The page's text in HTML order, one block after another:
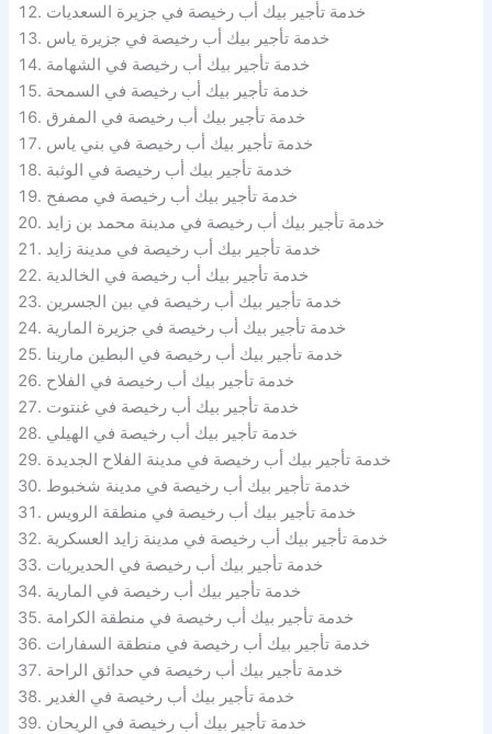
خدمة تأجير بيك أب رخيصة في جزيرة السعديات
خدمة تأجير بيك أب رخيصة في جزيرة ياس
خدمة تأجير بيك أب رخيصة في الشهامة
خدمة تأجير بيك أب رخيصة في السمحة
خدمة تأجير بيك أب رخيصة في المفرق
خدمة تأجير بيك أب رخيصة في بني ياس
خدمة تأجير بيك أب رخيصة في الوثبة
خدمة تأجير بيك أب رخيصة في مصفح
خدمة تأجير بيك أب رخيصة في مدينة محمد بن زايد
خدمة تأجير بيك أب رخيصة في مدينة زايد
خدمة تأجير بيك أب رخيصة في الخالدية
خدمة تأجير بيك أب رخيصة في بين الجسرين
خدمة تأجير بيك أب رخيصة في جزيرة المارية
خدمة تأجير بيك أب رخيصة في البطين مارينا
خدمة تأجير بيك أب رخيصة في الفلاح
خدمة تأجير بيك أب رخيصة في غنتوت
خدمة تأجير بيك أب رخيصة في الهيلي
خدمة تأجير بيك أب رخيصة في مدينة الفلاح الجديدة
خدمة تأجير بيك أب رخيصة في مدينة شخبوط
خدمة تأجير بيك أب رخيصة في منطقة الرويس
خدمة تأجير بيك أب رخيصة في مدينة زايد العسكرية
خدمة تأجير بيك أب رخيصة في الحديريات
خدمة تأجير بيك أب رخيصة في المارية
خدمة تأجير بيك أب رخيصة في منطقة الكرامة
خدمة تأجير بيك أب رخيصة في منطقة السفارات
خدمة تأجير بيك أب رخيصة في حدائق الراحة
خدمة تأجير بيك أب رخيصة في الغدير
خدمة تأجير بيك أب رخيصة في الريحان